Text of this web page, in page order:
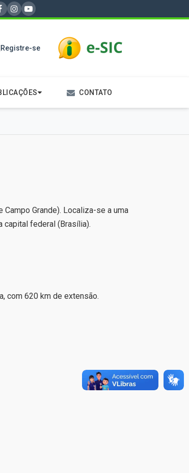
Registre-se
CONTATO
Grande). Localiza-se a uma
capital federal (Brasília).
com 620 km de extensão.